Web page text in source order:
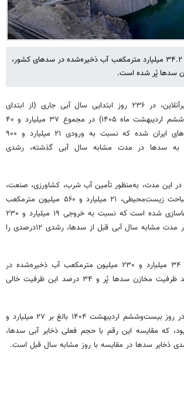
در زمان حاضر با وجود ۳۴.۲ میلیارد مترمکعب آب ذخیره‌شده در سدهای کشور،
به گزارش خبرگزاری خبرآنلاین، در ۲۳۶ روز ابتدایی سال آبی جاری (از ابتدای
مهرماه ۱۴۰۴ تا بیست‌وششم اردیبهشت ماه ۱۴۰۵) در مجموع ۳۷ میلیارد و ۴۰
مترمکعب آب وارد سدهای ایران شده که نسبت به ورودی ۲۱ میلیارد و ۹۰۰
به سدها در مدت مشابه سال آبی گذشته، رشدی
این مدت، به‌منظور تأمین آب شرب، کشاورزی، صنعت،
تولید انرژی برق‌آبی و مباحث زیست‌محیطی، ۲۱ میلیارد و ۵۶۰ میلیون مترمکعب
آب از سدهای کشور رهاسازی شده است که نسبت به خروجی ۱۹ میلیارد و ۲۳۰
میلیون مترمکعبی آب در مدت مشابه سال آبی قبل از سدها، رشدی ۱۲درصدی را
در زمان حاضر با وجود ۳۴ میلیارد و ۲۳۰ میلیون مترمکعب آب ذخیره‌شده در
سدهای کشور، ۶۶ درصد ظرفیت مخازن سدها پُر و ۳۴ درصد این ظرفیت خالی
میزان ذخایر آبی سدها در روز بیست‌وششم اردیبهشت ۱۴۰۴ بالغ بر ۲۷ میلیارد و
بود، که مقایسه این رقم با حجم فعلی ذخایر آبی سدها،